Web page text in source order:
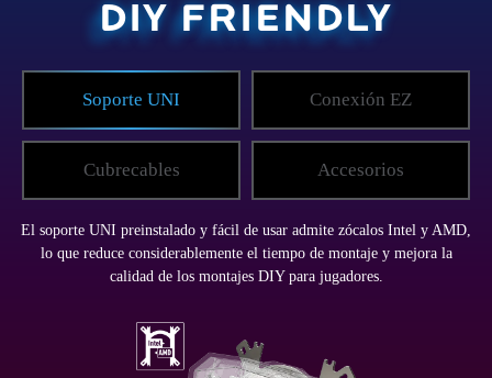
DIY FRIENDLY
Soporte UNI Conexión EZ
Cubrecables Accesorios
El soporte UNI preinstalado y fácil de usar admite zócalos Intel y AMD,
lo que reduce considerablemente el tiempo de montaje y mejora la
calidad de los montajes DIY para jugadores.